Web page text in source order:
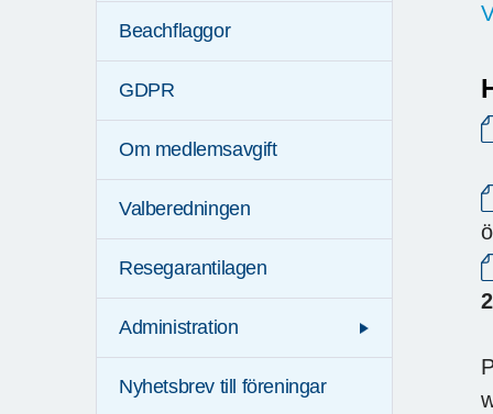
Beachflaggor
GDPR
Om medlemsavgift
Valberedningen
Resegarantilagen
Administration
Nyhetsbrev till föreningar